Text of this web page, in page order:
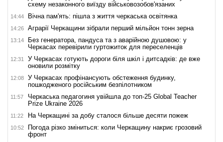
схему незаконного виїзду військовозобов'язаних
14:44 Вічна пам'ять: пішла з життя черкаська освітянка
14:26 Аграрії Черкащини зібрали перший мільйон тонн зерна
13:14
Без генератора, пандуса та з аварійною душовою: у
Черкасах перевірили гуртожиток для переселенців
12:31
У Черкасах готують дороги біля шкіл і дитсадків: де вже
оновили розмітку
12:08
У Черкасах профінансують обстеження будинку,
пошкодженого російським безпілотником
11:57
Черкаська педагогиня увійшла до топ-25 Global Teacher
Prize Ukraine 2026
11:22 На Черкащині за добу сталося більше десяти пожеж
10:52
Погода різко зміниться: коли Черкащину накриє грозовий
фронт